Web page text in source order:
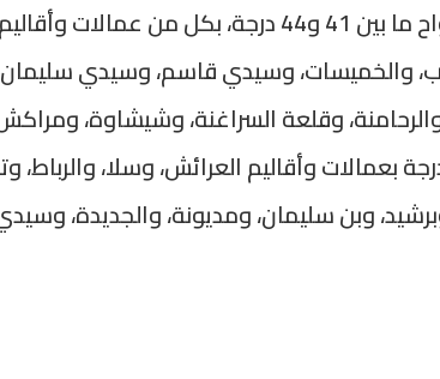
المقبل، مع درجات تترواح ما بين 41 و44 درجة،
والخميسات، وسيدي قاسم، وسيدي سليمان،
وقلعة السراغنة، وشيشاوة،
ما بين 38 و41 درجة بعمالات وأقاليم العرائش، وسلا،
وبن سليمان، ومديونة، والجديدة،